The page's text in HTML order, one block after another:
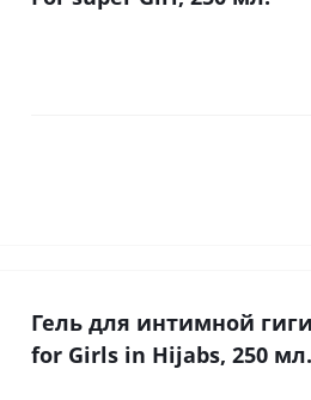
Гель для интимной
for Girls in Hijabs, 250 мл.